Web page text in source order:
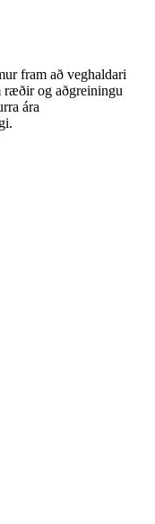
fram að veghaldari
ræðir og aðgreiningu
ára